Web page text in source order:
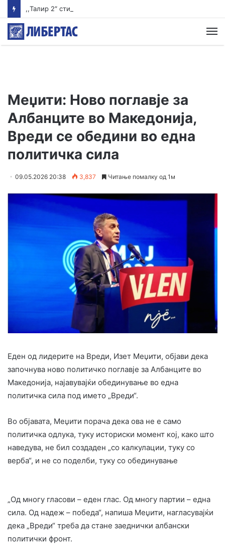
Меџити: Ново поглавје за
Албанците во Македонија,
Вреди се обедини во една
политичка сила
09.05.2026 20:38 3,837 Читање помалку од 1м
Еден од лидерите на Вреди, Изет Меџити, објави дека
започнува ново политичко поглавје за Албанците во
Македонија, најавувајќи обединување во една
политичка сила под името „Вреди“.
Во објавата, Меџити порача дека ова не е само
политичка одлука, туку историски момент кој, како што
наведува, не бил создаден „со калкулации, туку со
верба“, и не со поделби, туку со обединување
„Од многу гласови – еден глас. Од многу партии – една
сила. Од надеж – победа“, напиша Меџити, нагласувајќи
дека „Вреди“ треба да стане заеднички албански
политички фронт.